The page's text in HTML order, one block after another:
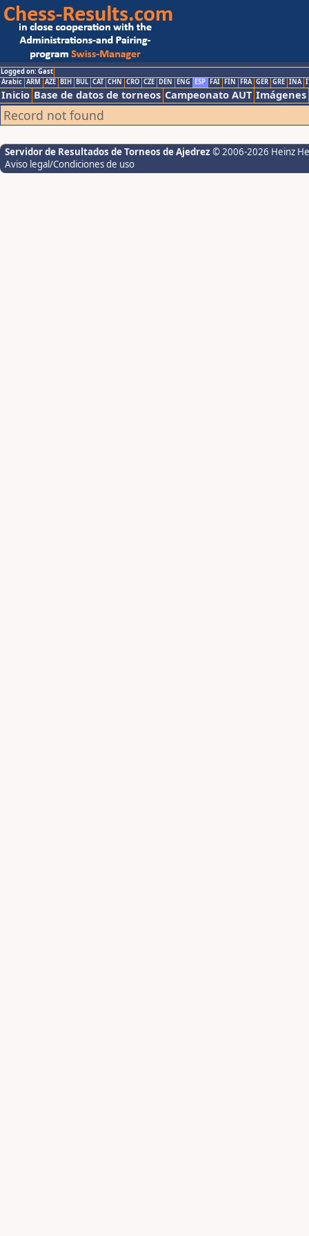
Logged on: Gast
Arabic ARM AZE BIH BUL CAT CHN CRO CZE DEN ENG ESP FAI FIN FRA GER GRE INA
Inicio Base de datos de torneos Campeonato AUT Imágenes
Record not found
Servidor de Resultados de Torneos de Ajedrez © 2006-2026 Heinz
Aviso legal/Condiciones de uso